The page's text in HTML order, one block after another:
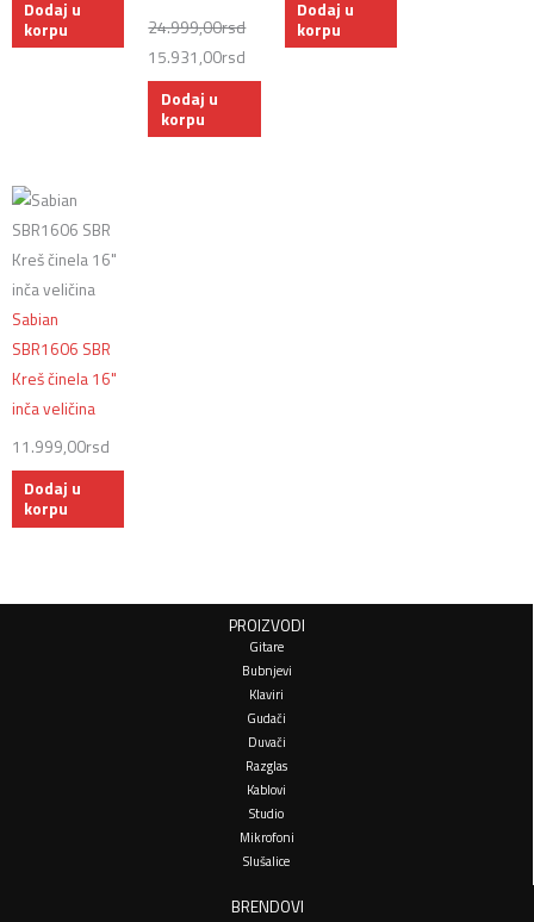
Dodaj u
korpu
24.999,00rsd
15.931,00rsd
Dodaj u
korpu
Dodaj u
korpu
Sabian
SBR1606 SBR
Kreš činela 16"
inča veličina
11.999,00rsd
Dodaj u
korpu
PROIZVODI
Gitare
Bubnjevi
Klaviri
Gudači
Duvači
Razglas
Kablovi
Studio
Mikrofoni
Slušalice
BRENDOVI